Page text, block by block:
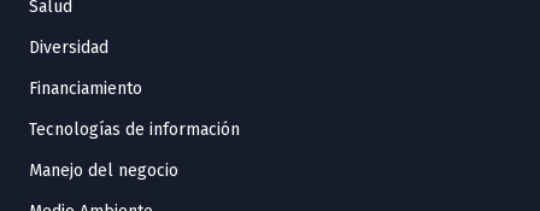
Salud
Diversidad
Financiamiento
Tecnologías de información
Manejo del negocio